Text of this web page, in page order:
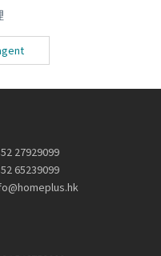
27929099
65239099